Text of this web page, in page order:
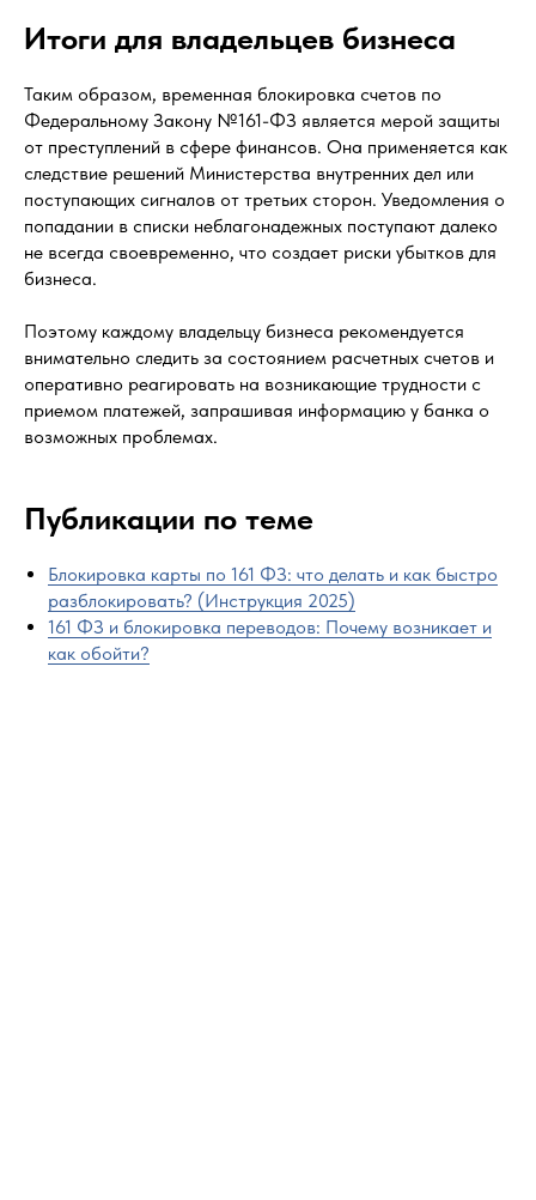
Итоги для владельцев бизнеса
Таким образом, временная блокировка счетов по
Федеральному Закону №161-ФЗ является мерой защиты
от преступлений в сфере финансов. Она применяется как
следствие решений Министерства внутренних дел или
поступающих сигналов от третьих сторон. Уведомления о
попадании в списки неблагонадежных поступают далеко
не всегда своевременно, что создает риски убытков для
бизнеса.
Поэтому каждому владельцу бизнеса рекомендуется
внимательно следить за состоянием расчетных счетов и
оперативно реагировать на возникающие трудности с
приемом платежей, запрашивая информацию у банка о
возможных проблемах.
Публикации по теме
Блокировка карты по 161 ФЗ: что делать и как быстро
разблокировать? (Инструкция 2025)
161 ФЗ и блокировка переводов: Почему возникает и
как обойти?